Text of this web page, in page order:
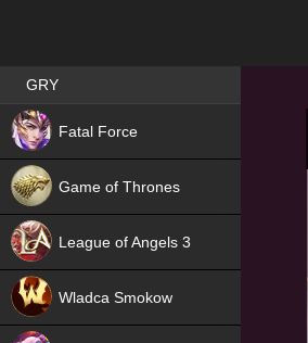
Best RPG games in Poland
GRY
Fatal Force
Game of Thrones
League of Angels 3
Wladca Smokow